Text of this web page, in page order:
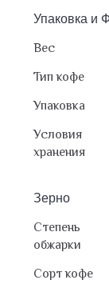
Упаковка и
Вес
Тип кофе
Упаковка
Условия
хранения
Зерно
Степень
обжарки
Сорт кофе